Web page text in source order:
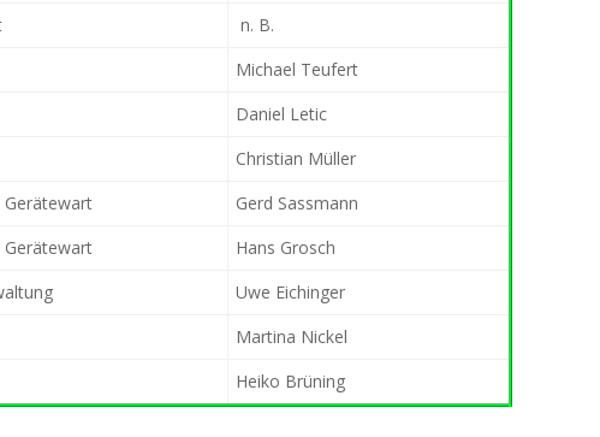
n. B.
Michael Teufert
Daniel Letic
Christian Müller
Gerätewart
Gerd Sassmann
Gerätewart
Hans Grosch
Uwe Eichinger
Martina Nickel
Heiko Brüning